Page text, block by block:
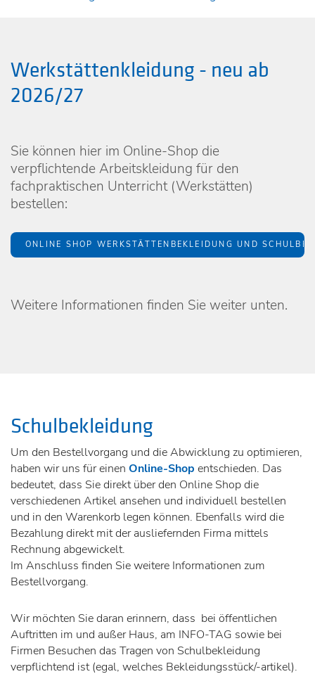
Werkstättenkleidung - neu ab
2026/27
Sie können hier im Online-Shop die
verpflichtende Arbeitskleidung für den
fachpraktischen Unterricht (Werkstätten)
bestellen:
ONLINE SHOP WERKSTÄTTENBEKLEIDUNG UND
Weitere Informationen finden Sie weiter unten.
Schulbekleidung
Um den Bestellvorgang und die Abwicklung zu optimieren,
haben wir uns für einen Online-Shop entschieden. Das
bedeutet, dass Sie direkt über den Online Shop die
verschiedenen Artikel ansehen und individuell bestellen
und in den Warenkorb legen können. Ebenfalls wird die
Bezahlung direkt mit der ausliefernden Firma mittels
Rechnung abgewickelt.
Im Anschluss finden Sie weitere Informationen zum
Bestellvorgang.
Wir möchten Sie daran erinnern, dass bei öffentlichen
Auftritten im und außer Haus, am INFO-TAG sowie bei
Firmen Besuchen das Tragen von Schulbekleidung
verpflichtend ist (egal, welches Bekleidungsstück/-artikel).